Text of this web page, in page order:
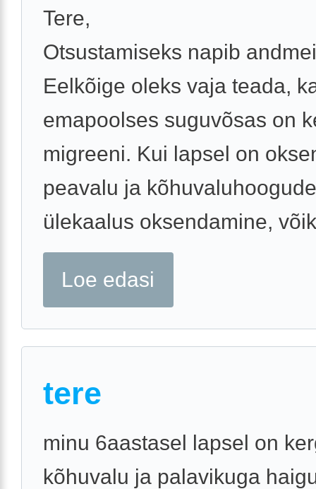
Tere,
Otsustamiseks napib
Eelkõige oleks vaja teada,
emapoolses suguvõsas on
migreeni. Kui lapsel on
peavalu ja
ülekaalus oksendamine,
Loe edasi
tere
minu 6aastasel lapsel on
kõhuvalu ja palavikuga